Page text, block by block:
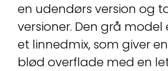
en udendørs version og
versioner. Den grå model
et linnedmix, som giver
blød overflade med en